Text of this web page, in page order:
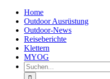
Zum
Inhalt
springen
Facebook
InstagramHome
Outdoor Ausrüstung
Outdoor-News
Reiseberichte
Klettern
MYOG
Suche
nach: